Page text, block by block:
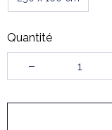
Quantité